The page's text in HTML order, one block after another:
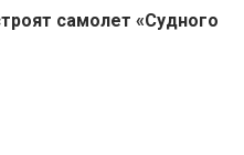
самолет «Судного